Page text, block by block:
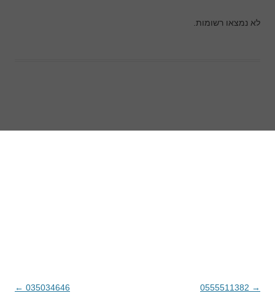
לא נמצאו רשומות.
ניווט בפוסטים
→
035034646
←